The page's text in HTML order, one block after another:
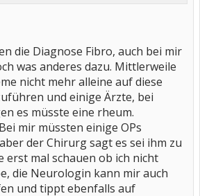
die Diagnose Fibro, auch bei mir
was anderes dazu. Mittlerweile
nicht mehr alleine auf diese
und einige Ärzte, bei
es müsste eine rheum.
mir müssten einige OPs
der Chirurg sagt es sei ihm zu
erst mal schauen ob ich nicht
die Neurologin kann mir auch
und tippt ebenfalls auf